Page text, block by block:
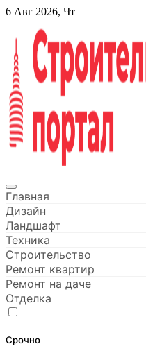
Перейти
содержанию
6 Авг 2026, Чт
Строительный портал
Главная
Дизайн
Ландшафт
Техника
Строительство
Ремонт квартир
Ремонт на даче
Отделка
Срочно